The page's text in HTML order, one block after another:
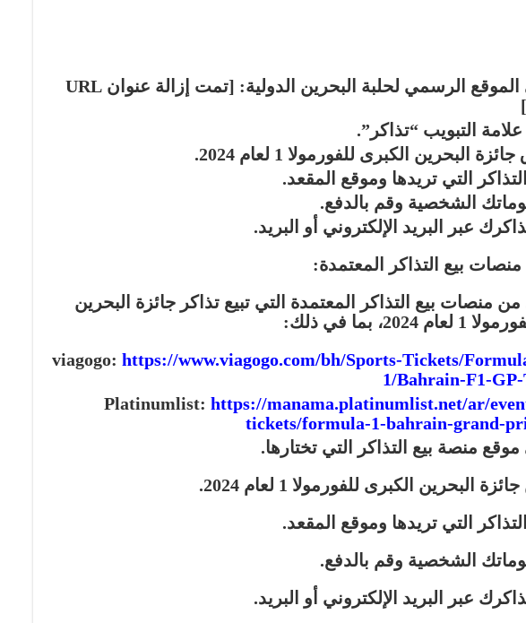
انتقل إلى الموقع الرسمي لحلبة البحرين الدولية: [تمت إزالة عنوان URL
التبويب “تذاكر”.
البحرين الكبرى للفورمولا 1 لعام 2024.
التي تريدها وموقع المقعد.
الشخصية وقم بالدفع.
عبر البريد الإلكتروني أو البريد.
منصات بيع التذاكر المعتمدة التي تبيع تذاكر جائزة البحرين
2024، بما في ذلك:
https://www.viagogo.com/bh/Sports-Tickets/
1/Bahrain-F1-
https://manama.platinumlist.net/ar/
tickets/formula-1-bahrain-grand-
موقع منصة بيع التذاكر التي تختارها.
البحرين الكبرى للفورمولا 1 لعام 2024.
التي تريدها وموقع المقعد.
الشخصية وقم بالدفع.
عبر البريد الإلكتروني أو البريد.